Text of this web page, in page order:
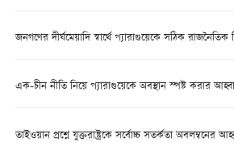
জনগণের দীর্ঘমেয়াদি স্বার্থে প্যারাগুয়েকে সঠিক রাজনৈতিক
এক-চীন নীতি নিয়ে প্যারাগুয়েকে অবস্থান স্পষ্ট করার
তাইওয়ান প্রশ্নে যুক্তরাষ্ট্রকে সর্বোচ্চ সতর্কতা অবলম্বনের